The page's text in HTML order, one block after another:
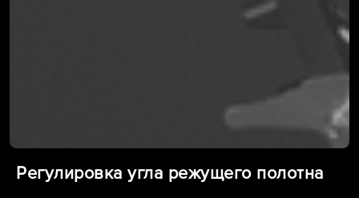
Регулировка угла режущего полотна